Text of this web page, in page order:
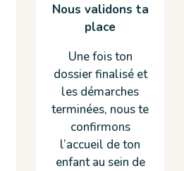
Nous validons ta
place
Une fois ton
dossier finalisé et
les démarches
terminées, nous te
confirmons
l’accueil de ton
enfant au sein de